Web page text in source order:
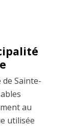
Sainte-
au
utilisée